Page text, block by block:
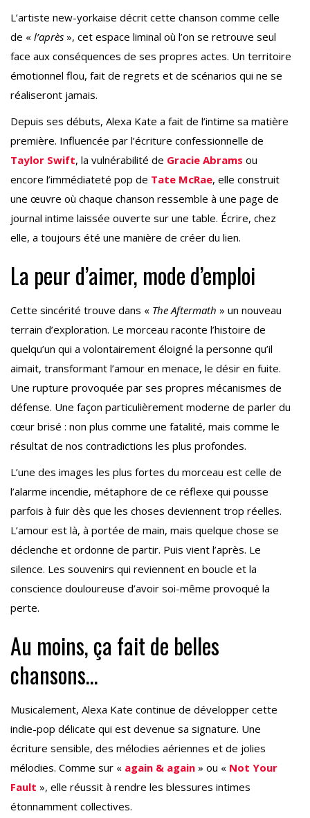
L’artiste new-yorkaise décrit cette chanson comme celle
de « l’après », cet espace liminal où l’on se retrouve seul
face aux conséquences de ses propres actes. Un territoire
émotionnel flou, fait de regrets et de scénarios qui ne se
réaliseront jamais.
Depuis ses débuts, Alexa Kate a fait de l’intime sa matière
première. Influencée par l’écriture confessionnelle de
Taylor Swift, la vulnérabilité de Gracie Abrams ou
encore l’immédiateté pop de Tate McRae, elle construit
une œuvre où chaque chanson ressemble à une page de
journal intime laissée ouverte sur une table. Écrire, chez
elle, a toujours été une manière de créer du lien.
La peur d’aimer, mode d’emploi
Cette sincérité trouve dans « The Aftermath » un nouveau
terrain d’exploration. Le morceau raconte l’histoire de
quelqu’un qui a volontairement éloigné la personne qu’il
aimait, transformant l’amour en menace, le désir en fuite.
Une rupture provoquée par ses propres mécanismes de
défense. Une façon particulièrement moderne de parler du
cœur brisé : non plus comme une fatalité, mais comme le
résultat de nos contradictions les plus profondes.
L’une des images les plus fortes du morceau est celle de
l’alarme incendie, métaphore de ce réflexe qui pousse
parfois à fuir dès que les choses deviennent trop réelles.
L’amour est là, à portée de main, mais quelque chose se
déclenche et ordonne de partir. Puis vient l’après. Le
silence. Les souvenirs qui reviennent en boucle et la
conscience douloureuse d’avoir soi-même provoqué la
perte.
Au moins, ça fait de belles
chansons…
Musicalement, Alexa Kate continue de développer cette
indie-pop délicate qui est devenue sa signature. Une
écriture sensible, des mélodies aériennes et de jolies
mélodies. Comme sur « again & again » ou « Not Your
Fault », elle réussit à rendre les blessures intimes
étonnamment collectives.